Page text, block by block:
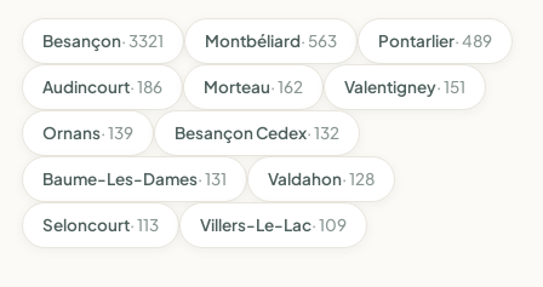
Besançon· 3321 Montbéliard· 563 Pontarlier· 489
Audincourt· 186 Morteau· 162 Valentigney· 151
Ornans· 139 Besançon Cedex· 132
Baume-Les-Dames· 131 Valdahon· 128
Seloncourt· 113 Villers-Le-Lac· 109